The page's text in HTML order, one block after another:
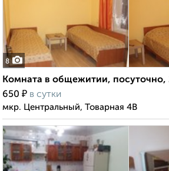
8
Комната в общежитии, посуточно,
650 ₽ в сутки
мкр. Центральный, Товарная 4В